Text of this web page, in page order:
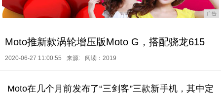
广告
Moto推新款涡轮增压版Moto G，搭配骁龙615
2020-06-27 11:00:55 来源: 阅读：2019
Moto在几个月前发布了“三剑客”三款新手机，其中定